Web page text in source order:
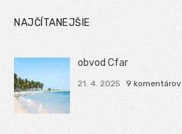
NAJČÍTANEJŠIE
obvod Cfar
21. 4. 2025 9 komentárov